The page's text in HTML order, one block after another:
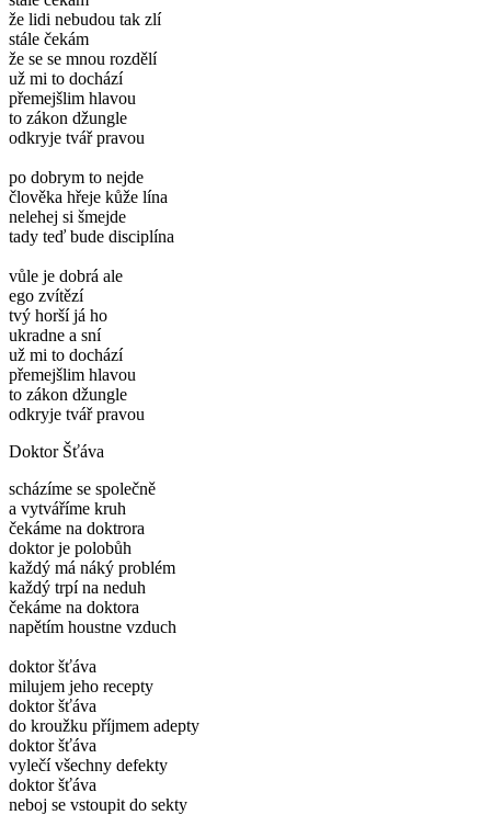
že lidi nebudou tak zlí
stále čekám
že se se mnou rozdělí
už mi to dochází
přemejšlim hlavou
to zákon džungle
odkryje tvář pravou
po dobrym to nejde
člověka hřeje kůže lína
nelehej si šmejde
tady teď bude disciplína
vůle je dobrá ale
ego zvítězí
tvý horší já ho
ukradne a sní
už mi to dochází
přemejšlim hlavou
to zákon džungle
odkryje tvář pravou
Doktor Šťáva
scházíme se společně
a vytváříme kruh
čekáme na doktrora
doktor je polobůh
každý má náký problém
každý trpí na neduh
čekáme na doktora
napětím houstne vzduch
doktor šťáva
milujem jeho recepty
doktor šťáva
do kroužku příjmem adepty
doktor šťáva
vylečí všechny defekty
doktor šťáva
neboj se vstoupit do sekty